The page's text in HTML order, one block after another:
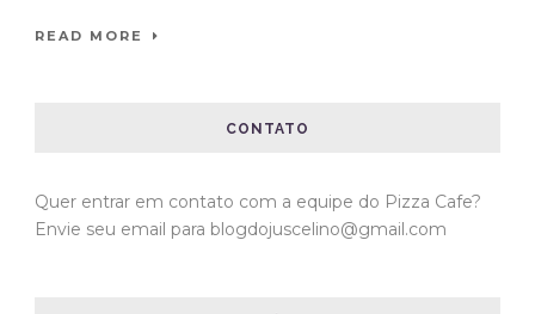
READ MORE
CONTATO
Quer entrar em contato com a equipe do Pizza Cafe?
Envie seu email para blogdojuscelino@gmail.com